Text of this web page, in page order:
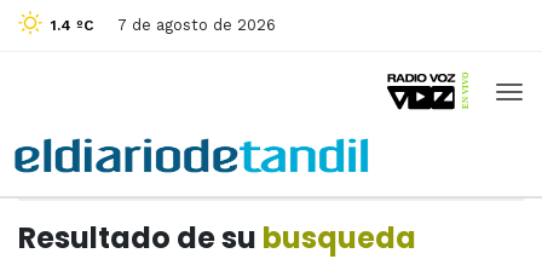
1.4 ºC 7 de agosto de 2026
Resultado de su busqueda